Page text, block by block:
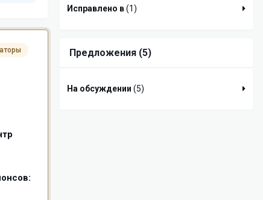
Исправлено в(1)
Предложения (5)
На обсуждении (5)